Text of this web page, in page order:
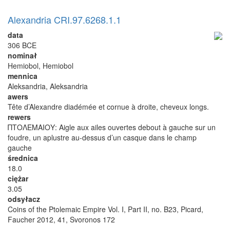
Alexandria CRI.97.6268.1.1
data
306 BCE
nominał
Hemiobol, Hemiobol
mennica
Aleksandria, Aleksandria
awers
Tête d’Alexandre diadémée et cornue à droite, cheveux longs.
rewers
ΠΤΟΛΕΜΑΙΟΥ: Aigle aux ailes ouvertes debout à gauche sur un
foudre, un aplustre au-dessus d’un casque dans le champ
gauche
średnica
18.0
ciężar
3.05
odsyłacz
Coins of the Ptolemaic Empire Vol. I, Part II, no. B23, Picard,
Faucher 2012, 41, Svoronos 172